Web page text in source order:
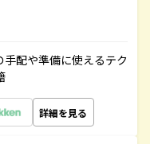
配や準備に使えるテク
詳細を見る